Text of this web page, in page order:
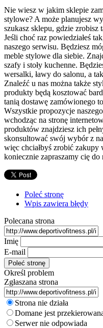
Nie wiesz w jakim sklepie
stylowe? A może planujesz
szukasz sklepu, gdzie
Jeśli choć raz powiedziałeś
naszego serwisu. Będziesz
meble stylowe dla siebie.
szafy i stoły kuchenne.
wersalki, ławy do salonu, a
Znaleźć u nas można także
produkty będą kosztować
tanią dostawę zamówionego
Wszystkie propozycje
wchodząc na stronę
produktów znajdziesz ich
skonsultować swój wybór z
więc chciałbyś zrobić
koniecznie zapraszamy cię
Poleć stronę
Wpis zawiera błędy
Polecana strona
Imię
E-mail
Określ problem
Zgłaszana strona
Strona nie działa
Domane jest
Serwer nie odpowiada